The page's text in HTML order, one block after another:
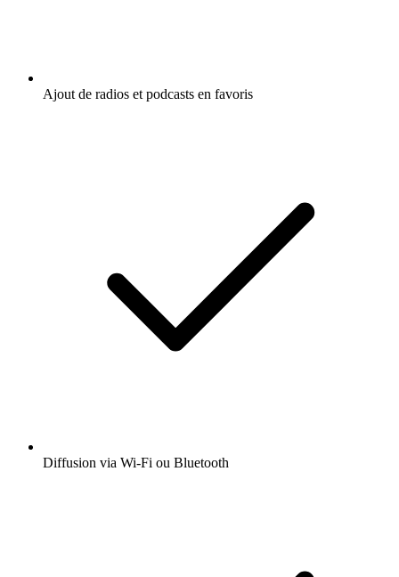
Ajout de radios et podcasts en favoris
Diffusion via Wi-Fi ou Bluetooth